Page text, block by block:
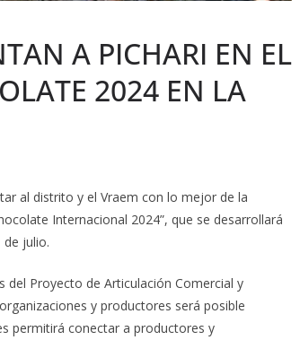
A PICHARI EN EL
2024 EN LA
al distrito y el Vraem con lo mejor de la
Internacional 2024”, que se desarrollará
de julio.
del Proyecto de Articulación Comercial y
y productores será posible
permitirá conectar a productores y